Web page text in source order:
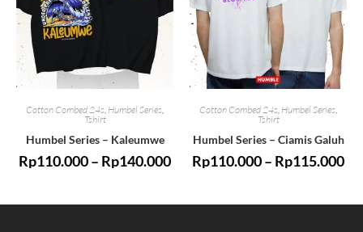
Cotton Combed 24s, Humbel Series,
Tshirt
Humbel Series – Kaleumwe
Rp110.000– Rp140.000
Cotton Combed 24s, Humbel Series,
Tshirt
Humbel Series – Ciamis Galuh
Rp110.000– Rp115.000